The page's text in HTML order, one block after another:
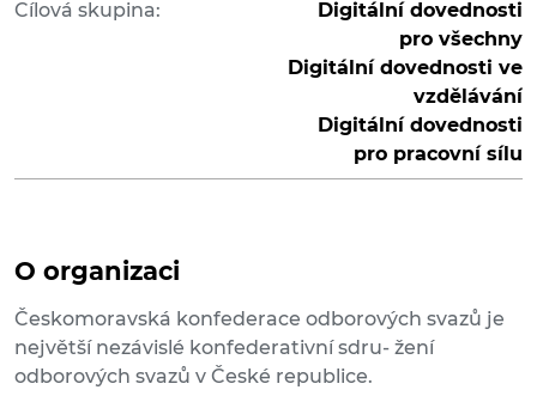
Cílová skupina:
Digitální dovednosti
pro všechny
Digitální dovednosti ve
vzdělávání
Digitální dovednosti
pro pracovní sílu
O organizaci
Českomoravská konfederace odborových svazů je
největší nezávislé konfederativní sdru- žení
odborových svazů v České republice.